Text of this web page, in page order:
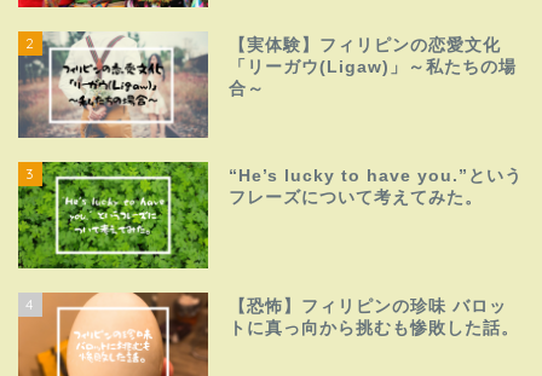
2
【実体験】フィリピンの恋愛文化
「リーガウ(Ligaw)」～私たちの場
合～
3
“He’s lucky to have you.”という
フレーズについて考えてみた。
4
【恐怖】フィリピンの珍味 バロッ
トに真っ向から挑むも惨敗した話。